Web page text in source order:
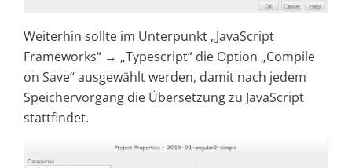
Weiterhin sollte im Unterpunkt „JavaScript
Frameworks“ → „Typescript“ die Option „Compile
on Save“ ausgewählt werden, damit nach jedem
Speichervorgang die Übersetzung zu JavaScript
stattfindet.